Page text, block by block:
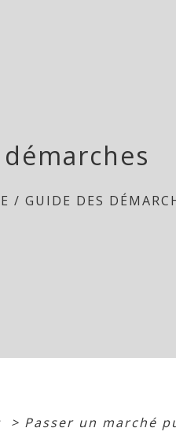
/GUIDE DES
> Passer un marché